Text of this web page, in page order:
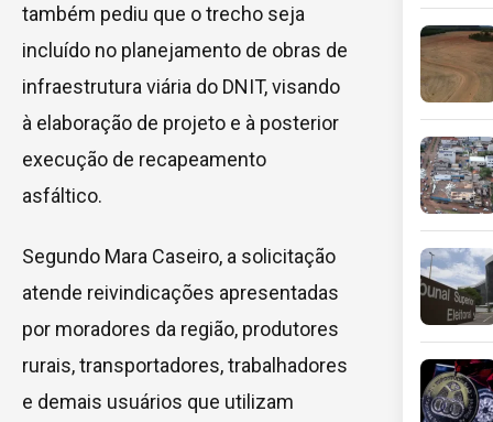
também pediu que o trecho seja
incluído no planejamento de obras de
infraestrutura viária do DNIT, visando
à elaboração de projeto e à posterior
execução de recapeamento
asfáltico.
Segundo Mara Caseiro, a solicitação
atende reivindicações apresentadas
por moradores da região, produtores
rurais, transportadores, trabalhadores
e demais usuários que utilizam